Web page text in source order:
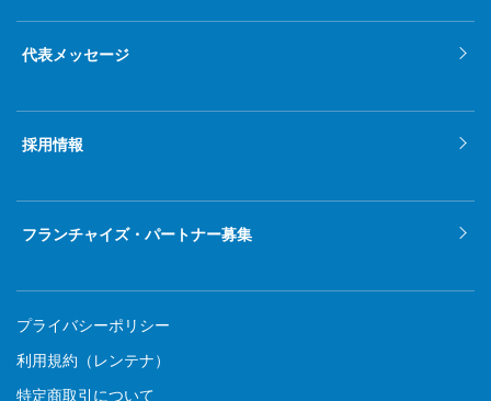
2021年2月
代表メッセージ
採用情報
フランチャイズ・パートナー募集
プライバシーポリシー
利用規約（レンテナ）
特定商取引について